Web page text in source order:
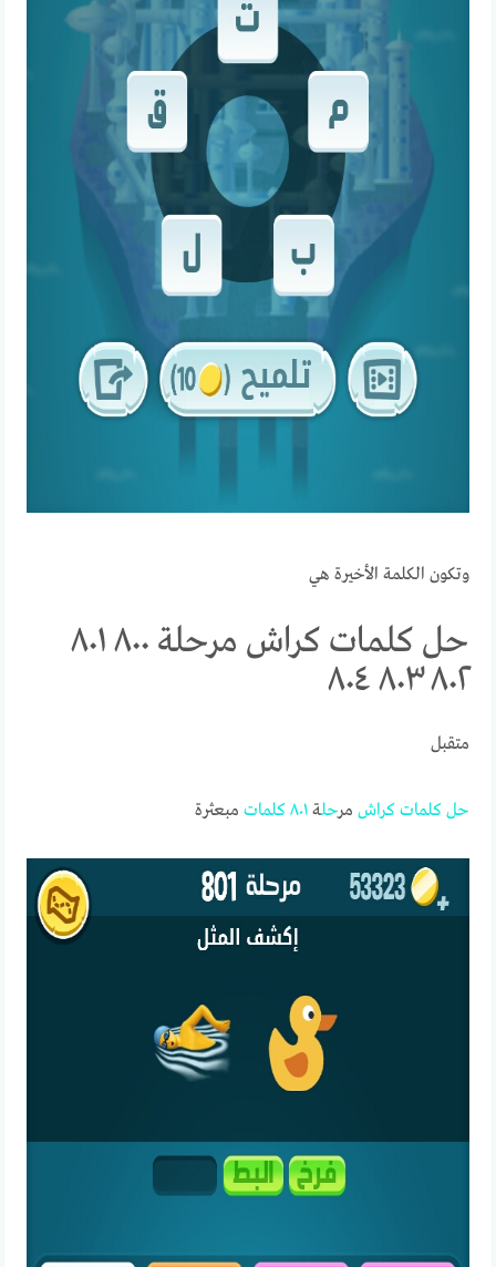
وتكون الكلمة الأخيرة هي
حل كلمات كراش مرحلة ٨٠٠ ٨٠١
٨٠٢ ٨٠٣ ٨٠٤
متقبل
حل كلمات كراش مرحلة٨٠١ كلمات مبعثرة